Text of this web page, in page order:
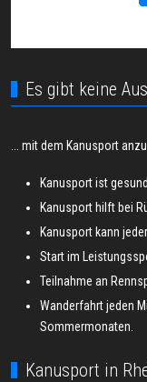
Es gibt keine
... mit dem Kanusport
Kanusport ist
Kanusport hilft bei
Kanusport kann jeder
Start im
Teilnahme an
Wanderfahrt jeden
Sommermonaten.
Kanusport in